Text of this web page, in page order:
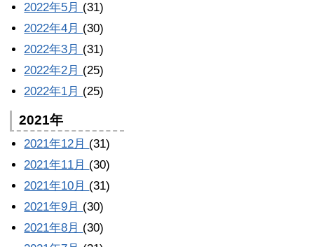
2022年5月 (31)
2022年4月 (30)
2022年3月 (31)
2022年2月 (25)
2022年1月 (25)
2021年
2021年12月 (31)
2021年11月 (30)
2021年10月 (31)
2021年9月 (30)
2021年8月 (30)